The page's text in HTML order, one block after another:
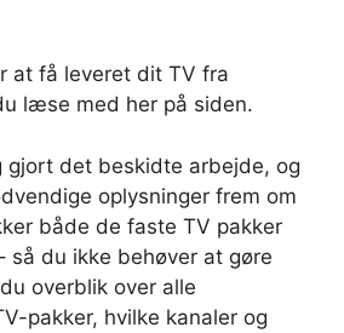
at få leveret dit TV fra
læse med her på siden.
gjort det beskidte arbejde, og
oplysninger frem om
både de faste TV pakker
så du ikke behøver at gøre
overblik over alle
pakker, hvilke kanaler og